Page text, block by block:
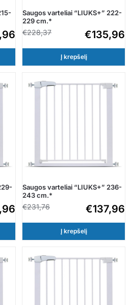
Saugos varteliai “LIUKS+” 222-
229 cm.*
€228,37 €135,96
Į krepšelį
Saugos varteliai “LIUKS+” 236-
243 cm.*
€231,76 €137,96
Į krepšelį